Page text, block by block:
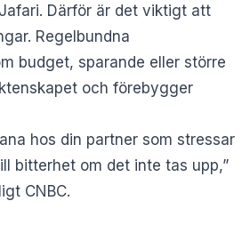
Därför är det viktigt att
Regelbundna
budget, sparande eller större
och förebygger
hos din partner som stressar
bitterhet om det inte tas upp,”
CNBC.